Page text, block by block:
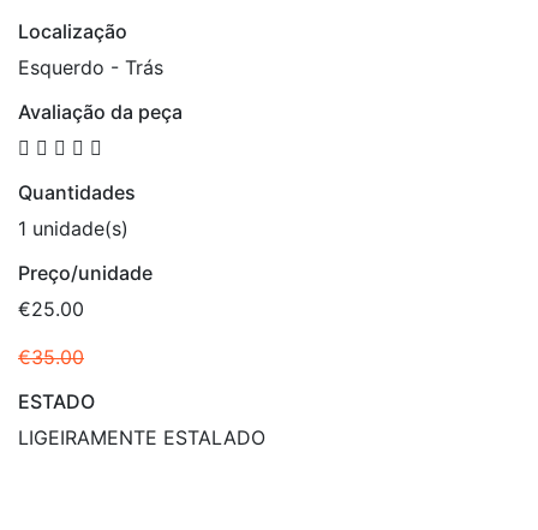
Localização
Esquerdo - Trás
Avaliação da peça
Quantidades
1 unidade(s)
Preço/unidade
€25.00
€35.00
ESTADO
LIGEIRAMENTE ESTALADO